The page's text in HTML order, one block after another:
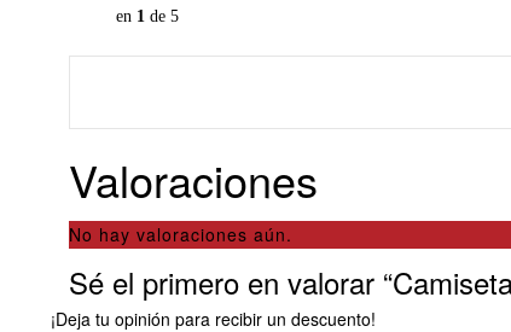
en 1de 5
Valoraciones
No hay valoraciones aún.
Sé el primero en valorar
¡Deja tu opinión para recibir un descuento!